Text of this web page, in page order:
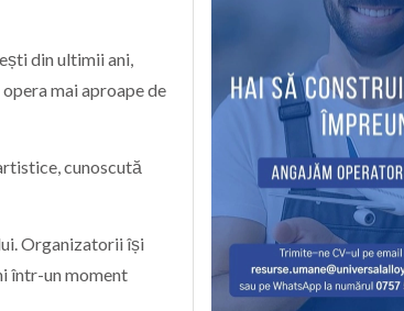
din ultimii ani,
mai aproape de
cunoscută
Organizatorii își
într-un moment